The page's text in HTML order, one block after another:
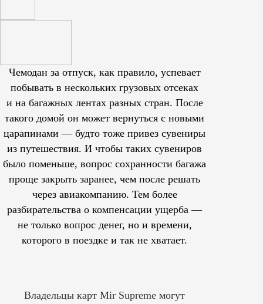
Чемодан за отпуск, как правило, успевает
побывать в нескольких грузовых отсеках
и на багажных лентах разных стран. После
такого домой он может вернуться с новыми
царапинами — будто тоже привез сувениры
из путешествия. И чтобы таких сувениров
было поменьше, вопрос сохранности багажа
проще закрыть заранее, чем после решать
через авиакомпанию. Тем более
разбирательства о компенсации ущерба —
не только вопрос денег, но и времени,
которого в поездке и так не хватает.
Владельцы карт Mir Supreme могут